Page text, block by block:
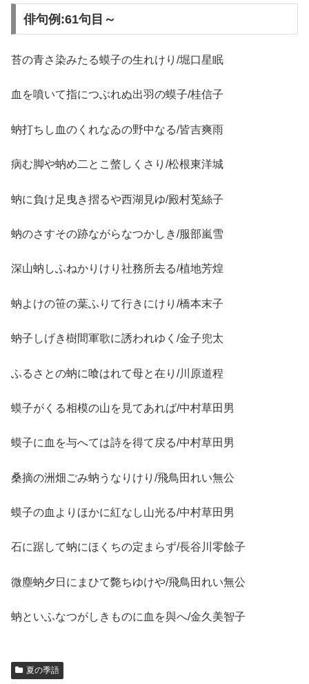
俳句例:61句目～
苔の青さ染みたる蟆子の生れけり/堀口星眠
血を噴いて指につぶれぬ出羽の蟆子/桂信子
蚋打ちし血のくれなゐの野中なる/皆吉爽雨
病む脚や蚋め二とこ螫しくさり/松根東洋城
蚋に負け足曳き摺るや西湖見ゆ/殿村莵絲子
蚋のさすその跡ながらなつかしき/服部嵐雪
深山蚋しふねかりけり社務所去る/植地芳煌
蚋よけの笹の葉ふりて行きにけり/橋本末子
蚋子しげき樹間軍歌に誘われゆく/金子兜太
ふるさとの蚋に喰はれて母と在り/川原道程
蟆子がくる相模の山を見てあれば/中村草田男
蟆子に血を与へては詩を得て戻る/中村草田男
桑摘の洲畑ごみ蚋うなりけり/飛鳥田れい無公
蟆子の血よりほかに紅なし山光る/中村草田男
石に踞して蚋にほくちの定まらず/長谷川零餘子
微塵蚋夕日にまひて斃ちゆけや/飛鳥田れい無公
蚋といふなつがしきものに血を與へ/金久美智子
夏の季語